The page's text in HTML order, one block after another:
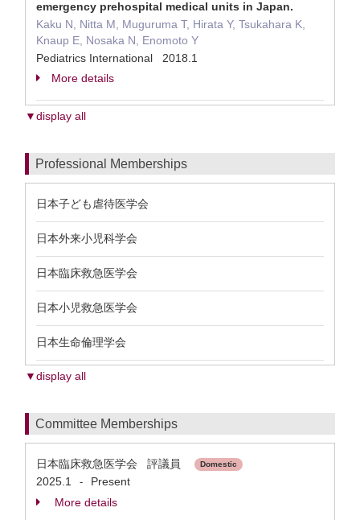
emergency prehospital medical units in Japan.
Kaku N, Nitta M, Muguruma T, Hirata Y, Tsukahara K,
Knaup E, Nosaka N, Enomoto Y
Pediatrics International 2018.1
More details
▼display all
Professional Memberships
日本子ども虐待医学会
日本外来小児科学会
日本臨床救急医学会
日本小児救急医学会
日本生命倫理学会
▼display all
Committee Memberships
日本臨床救急医学会 評議員 Domestic
2025.1 -
Present
More details